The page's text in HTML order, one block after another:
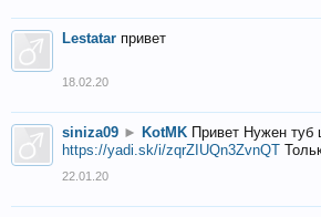
Lestatar привет
18.02.20
siniza09 ► KotMK Привет Нужен туб
https://yadi.sk/i/zqrZIUQn3ZvnQT
22.01.20